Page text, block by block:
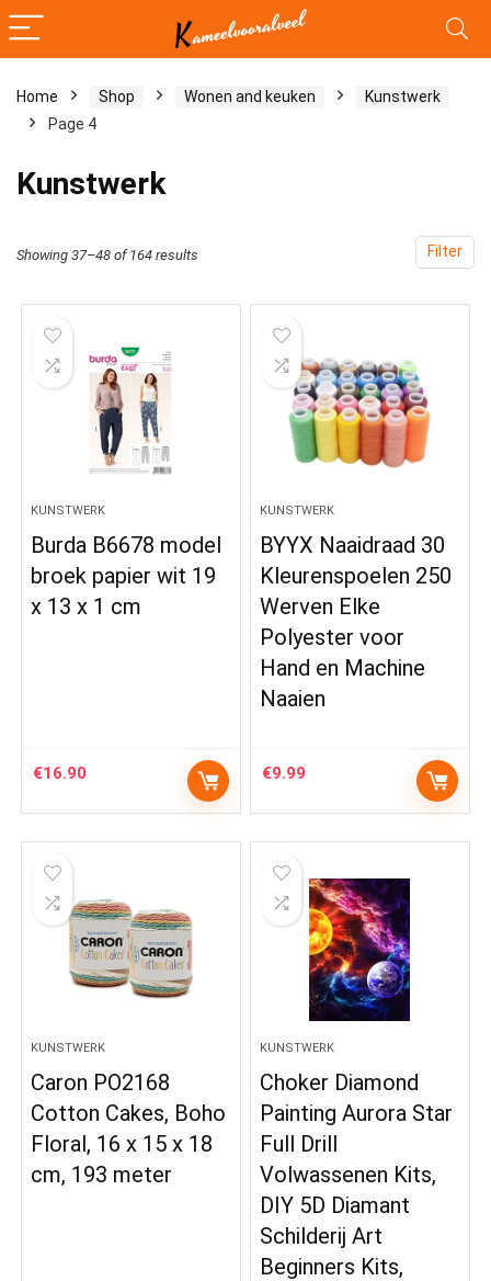
Home Shop Wonen and keuken
Kunstwerk
Page 4
Kunstwerk
Filter
Showing 37–48 of 164 results
KUNSTWERK
Burda B6678 model
broek papier wit 19
x 13 x 1 cm
€16.90
KUNSTWERK
BYYX Naaidraad 30
Kleurenspoelen 250
Werven Elke
Polyester voor
Hand en Machine
Naaien
€9.99
KUNSTWERK
Caron PO2168
Cotton Cakes, Boho
Floral, 16 x 15 x 18
cm, 193 meter
KUNSTWERK
Choker Diamond
Painting Aurora Star
Full Drill
Volwassenen Kits,
DIY 5D Diamant
Schilderij Art
Beginners Kits,